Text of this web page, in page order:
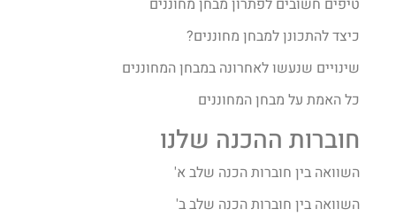
כיצד להתכונן למבחן מחוננים?
שינויים שנעשו לאחרונה במבחן המחוננים
כל האמת על מבחן המחוננים
חוברות ההכנה שלנו
השוואה בין חוברות הכנה שלב א'
השוואה בין חוברות הכנה שלב ב'